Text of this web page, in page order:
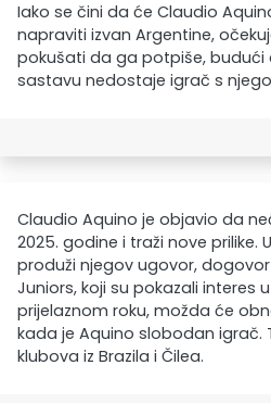
Iako se čini da će Claudio
napraviti izvan Argentine,
pokušati da ga potpiše,
sastavu nedostaje igrač s
Claudio Aquino je objavio da
2025. godine i traži nove prilike.
produži njegov ugovor,
Juniors, koji su pokazali interes
prijelaznom roku, možda će
kada je Aquino slobodan
klubova iz Brazila i Čilea.